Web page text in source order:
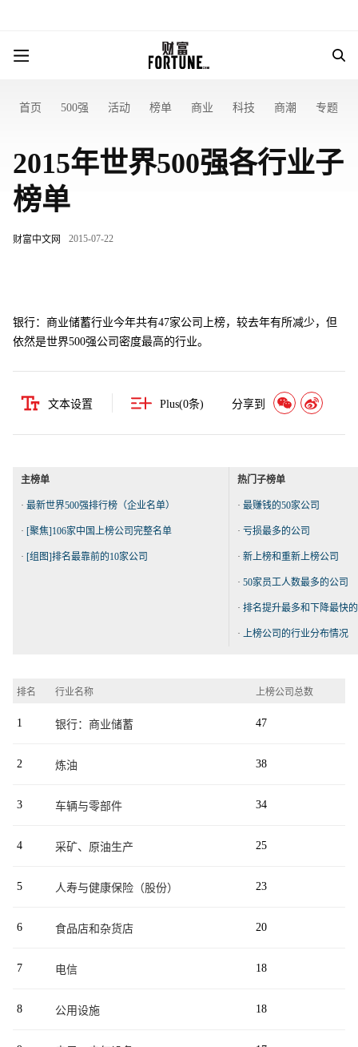
首页 500强 活动 榜单 商业 科技 商潮 专题
2015年世界500强各行业子
榜单
财富中文网 2015-07-22
银行：商业储蓄行业今年共有47家公司上榜，较去年有所减少，但
依然是世界500强公司密度最高的行业。
文本设置 Plus(0条) 分享到
主榜单
· 最新世界500强排行榜（企业名单）
· [聚焦]106家中国上榜公司完整名单
· [组图]排名最靠前的10家公司
热门子榜单
· 最赚钱的50家公司
· 亏损最多的公司
· 新上榜和重新上榜公司
· 50家员工人数最多的公司
· 排名提升最多和下降最快
· 上榜公司的行业分布情况
排名 行业名称 上榜公司总数
1 银行：商业储蓄 47
2 炼油 38
3 车辆与零部件 34
4 采矿、原油生产 25
5 人寿与健康保险（股份） 23
6 食品店和杂货店 20
7 电信 18
8 公用设施 18